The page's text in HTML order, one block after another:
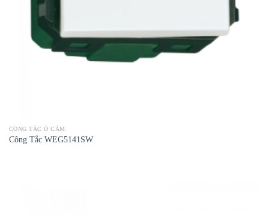
CÔNG TẮC Ổ CẮM
Công Tắc WEG5141SW